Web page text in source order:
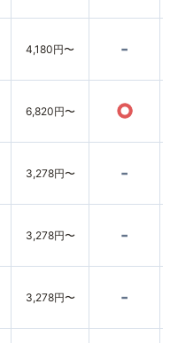
4,180円〜 -
6,820円〜 ○
3,278円〜 -
3,278円〜 -
3,278円〜 -